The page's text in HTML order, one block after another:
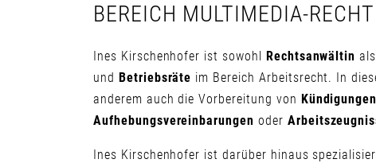
BEREICH MULTIMEDIA-RECHT
Ines Kirschenhofer ist sowohl Rechtsanwältin
und Betriebsräte im Bereich Arbeitsrecht. In
anderem auch die Vorbereitung von Kündigungen
Aufhebungsvereinbarungen oder
Ines Kirschenhofer ist darüber hinaus